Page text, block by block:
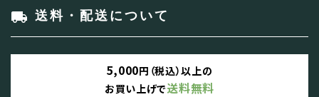
local_shipping 送料・配送について
5,000円（税込）以上の
お買い上げで送料無料